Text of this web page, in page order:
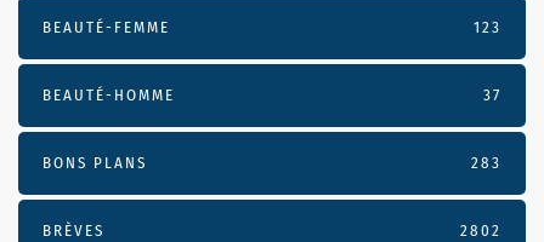
BEAUTÉ-FEMME 123
BEAUTÉ-HOMME 37
BONS PLANS 283
BRÈVES 2802